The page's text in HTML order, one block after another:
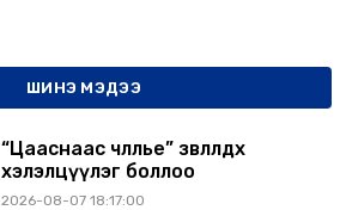
ШИНЭ МЭДЭЭ
“Цааснаас чөлөөлье” зөвлөлдөх
хэлэлцүүлэг боллоо
2026-08-07 18:17:00